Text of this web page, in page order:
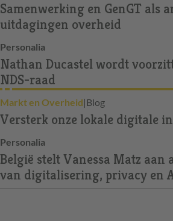
Samenwerking en GenGT als
uitdagingen overheid
Personalia
Nathan Ducastel wordt
NDS-raad
Markt en Overheid|Blog
Versterk onze lokale digitale
Personalia
België stelt Vanessa Matz aan
van digitalisering, privacy en